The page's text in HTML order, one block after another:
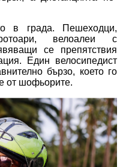
в града. Пешеходци,
велоалеи с
се препятствия
Един велосипедист
бързо, което го
от шофьорите.